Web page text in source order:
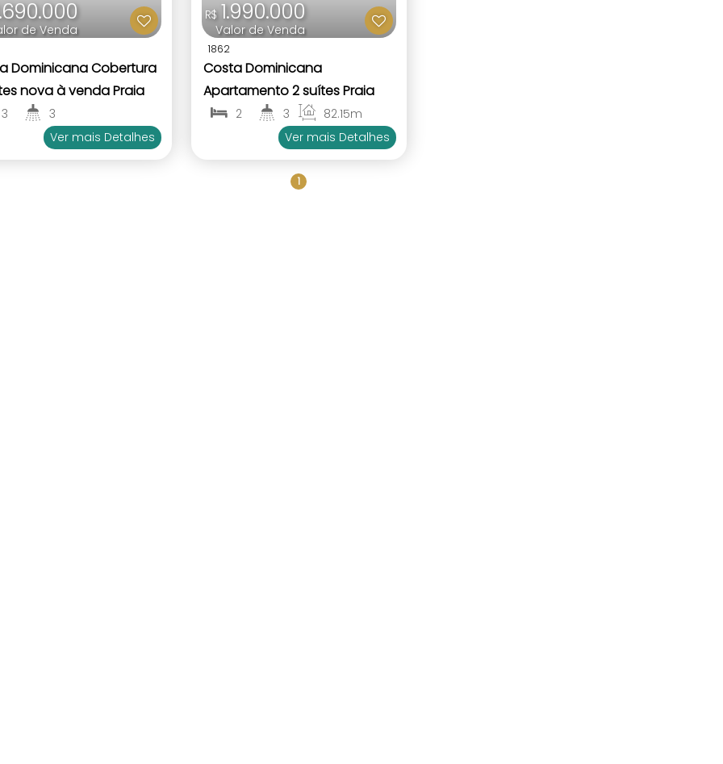
de Venda
Dominicana Cobertura
nova à venda Praia
Bombinhas SC
3
3
~ 168.63m² 1
Ver mais Detalhes
1862
R$1.990.000
Valor de Venda
Costa Dominicana
Apartamento 2 suítes Praia
Mariscal Bombinhas SC
2 3 82.15m²
2
Ver mais Detalhes
1